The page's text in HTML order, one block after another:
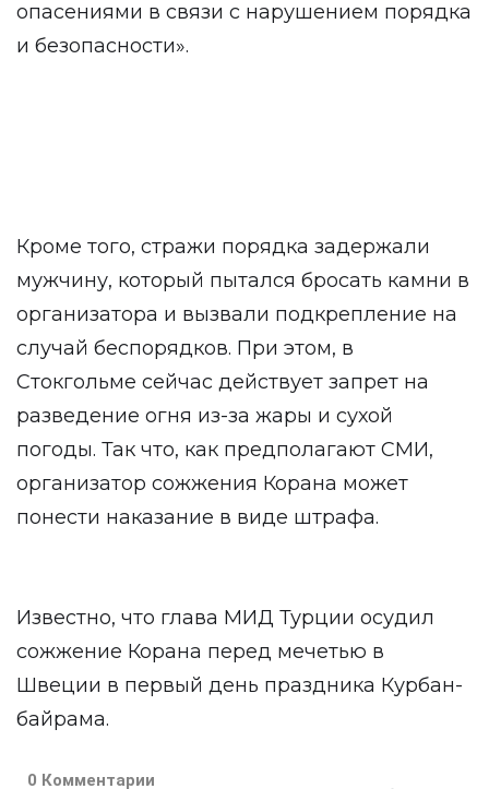
опасениями в связи с нарушением порядка
и безопасности».
Кроме того, стражи порядка задержали
мужчину, который пытался бросать камни в
организатора и вызвали подкрепление на
случай беспорядков. При этом, в
Стокгольме сейчас действует запрет на
разведение огня из-за жары и сухой
погоды. Так что, как предполагают СМИ,
организатор сожжения Корана может
понести наказание в виде штрафа.
Известно, что глава МИД Турции осудил
сожжение Корана перед мечетью в
Швеции в первый день праздника Курбан-
байрама.
0 Комментарии